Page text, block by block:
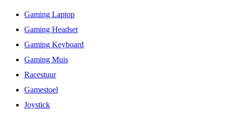
Gaming Laptop
Gaming Headset
Gaming Keyboard
Gaming Muis
Racestuur
Gamestoel
Joystick